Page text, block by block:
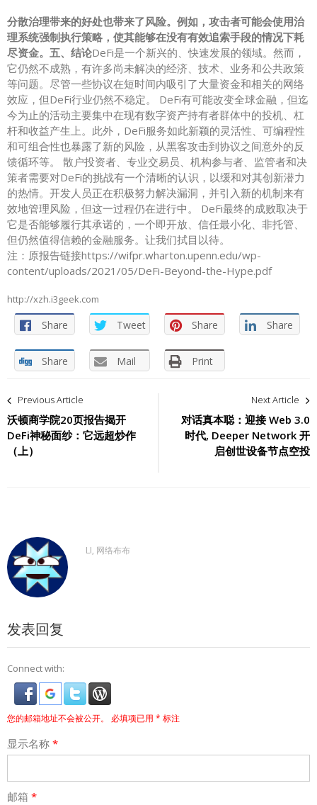
分散治理带来的好处也带来了风险。例如，攻击者可能会使用治
理系统强制执行策略，使其能够在没有有效追索手段的情况下耗
尽资金。五、结论DeFi是一个新兴的、快速发展的领域。然而，
它仍然不成熟，有许多尚未解决的经济、技术、业务和公共政策
等问题。尽管一些协议在短时间内吸引了大量资金和相关的网络
效应，但DeFi行业仍然不稳定。 DeFi有可能改变全球金融，但迄
今为止的活动主要集中在现有数字资产持有者群体中的投机、杠
杆和收益产生上。此外，DeFi服务如此新颖的灵活性、可编程性
和可组合性也暴露了新的风险，从黑客攻击到协议之间意外的反
馈循环等。 散户投资者、专业交易员、机构参与者、监管者和决
策者需要对DeFi的挑战有一个清晰的认识，以缓和对其创新潜力
的热情。开发人员正在积极努力解决漏洞，并引入新的机制来有
效地管理风险，但这一过程仍在进行中。 DeFi最终的成败取决于
它是否能够履行其承诺的，一个即开放、信任最小化、非托管、
但仍然值得信赖的金融服务。让我们拭目以待。
注：原报告链接https://wifpr.wharton.upenn.edu/wp-
content/uploads/2021/05/DeFi-Beyond-the-Hype.pdf
http://xzh.i3geek.com
Share Tweet Share Share
Share Mail Print
文
章
导
Previous Article
沃顿商学院20页报告揭开
DeFi神秘面纱：它远超炒作
（上）
Next Article
对话真本聪：迎接 Web 3.0
时代, Deeper Network 开
启创世设备节点空投
LI, 网络布布
发表回复
Connect with:
您的邮箱地址不会被公开。 必填项已用 * 标注
显示名称 *
邮箱 *